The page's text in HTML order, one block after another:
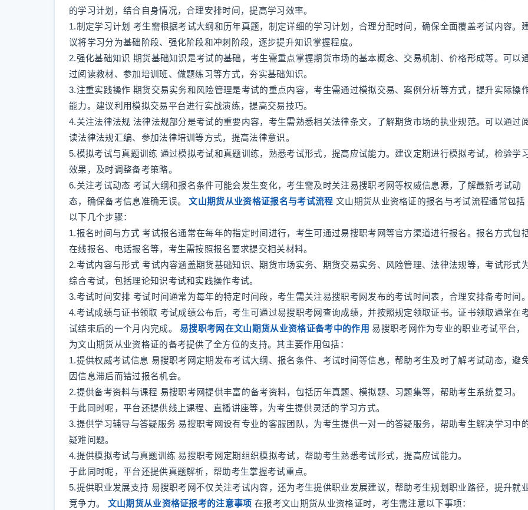
的学习计划，结合自身情况，合理安排时间，提高学习效率。
1.制定学习计划 考生需根据考试大纲和历年真题，制定详细的学习计划，合理分配时间，确保全面覆盖考试内容。
议将学习分为基础阶段、强化阶段和冲刺阶段，逐步提升知识掌握程度。
2.强化基础知识 期货基础知识是考试的基础，考生需重点掌握期货市场的基本概念、交易机制、价格形成等。可以
过阅读教材、参加培训班、做题练习等方式，夯实基础知识。
3.注重实践操作 期货交易实务和风险管理是考试的重点内容，考生需通过模拟交易、案例分析等方式，提升实际操
能力。建议利用模拟交易平台进行实战演练，提高交易技巧。
4.关注法律法规 法律法规部分是考试的重要内容，考生需熟悉相关法律条文，了解期货市场的执业规范。可以通过阅
读法律法规汇编、参加法律培训等方式，提高法律意识。
5.模拟考试与真题训练 通过模拟考试和真题训练，熟悉考试形式，提高应试能力。建议定期进行模拟考试，检验学
效果，及时调整备考策略。
6.关注考试动态 考试大纲和报名条件可能会发生变化，考生需及时关注易搜职考网等权威信息源，了解最新考试动
态，确保备考信息准确无误。文山期货从业资格证报名与考试流程 文山期货从业资格证的报名与考试流程通常包括
以下几个步骤：
1.报名时间与方式 考试报名通常在每年的指定时间进行，考生可通过易搜职考网等官方渠道进行报名。报名方式包
在线报名、电话报名等，考生需按照报名要求提交相关材料。
2.考试内容与形式 考试内容涵盖期货基础知识、期货市场实务、期货交易实务、风险管理、法律法规等，考试形式
综合考试，包括理论知识考试和实践操作考试。
3.考试时间安排 考试时间通常为每年的特定时间段，考生需关注易搜职考网发布的考试时间表，合理安排备考时间。
4.考试成绩与证书领取 考试成绩公布后，考生可通过易搜职考网查询成绩，并按照规定领取证书。证书领取通常在
试结束后的一个月内完成。易搜职考网在文山期货从业资格证备考中的作用 易搜职考网作为专业的职业考试平台，
为文山期货从业资格证的备考提供了全方位的支持。其主要作用包括：
1.提供权威考试信息 易搜职考网定期发布考试大纲、报名条件、考试时间等信息，帮助考生及时了解考试动态，避
因信息滞后而错过报名机会。
2.提供备考资料与课程 易搜职考网提供丰富的备考资料，包括历年真题、模拟题、习题集等，帮助考生系统复习。
于此同时呢，平台还提供线上课程、直播讲座等，为考生提供灵活的学习方式。
3.提供学习辅导与答疑服务 易搜职考网设有专业的客服团队，为考生提供一对一的答疑服务，帮助考生解决学习中
疑难问题。
4.提供模拟考试与真题训练 易搜职考网定期组织模拟考试，帮助考生熟悉考试形式，提高应试能力。
于此同时呢，平台还提供真题解析，帮助考生掌握考试重点。
5.提供职业发展支持 易搜职考网不仅关注考试内容，还为考生提供职业发展建议，帮助考生规划职业路径，提升就
竞争力。 文山期货从业资格证报考的注意事项 在报考文山期货从业资格证时，考生需注意以下事项：